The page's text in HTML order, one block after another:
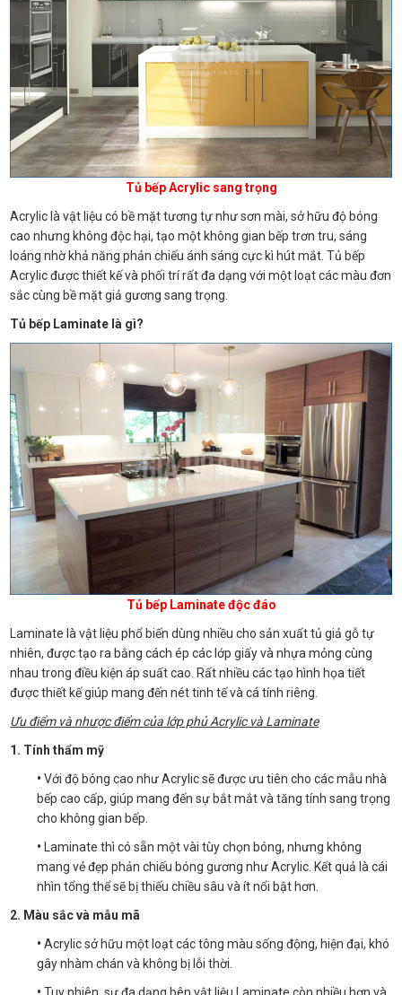
Tủ bếp Acrylic sang trọng
Acrylic là vật liệu có bề mặt tương tự như sơn mài, sở hữu độ bóng
cao nhưng không độc hại, tạo một không gian bếp trơn tru, sáng
loáng nhờ khả năng phản chiếu ánh sáng cực kì hút mắt. Tủ bếp
Acrylic được thiết kế và phối trí rất đa dạng với một loạt các màu đơn
sắc cùng bề mặt giả gương sang trọng.
Tủ bếp Laminate là gì?
Tủ bếp Laminate độc đáo
Laminate là vật liệu phổ biến dùng nhiều cho sản xuất tủ giả gỗ tự
nhiên, được tạo ra bằng cách ép các lớp giấy và nhựa mỏng cùng
nhau trong điều kiện áp suất cao. Rất nhiều các tạo hình họa tiết
được thiết kế giúp mang đến nét tinh tế và cá tính riêng.
Ưu điểm và nhược điểm của lớp phủ Acrylic và Laminate
1. Tính thẩm mỹ
• Với độ bóng cao như Acrylic sẽ được ưu tiên cho các mẫu nhà
bếp cao cấp, giúp mang đến sự bắt mắt và tăng tính sang trọng
cho không gian bếp.
• Laminate thì có sẵn một vài tùy chọn bóng, nhưng không
mang vẻ đẹp phản chiếu bóng gương như Acrylic. Kết quả là cái
nhìn tổng thể sẽ bị thiếu chiều sâu và ít nổi bật hơn.
2. Màu sắc và mẫu mã
• Acrylic sở hữu một loạt các tông màu sống động, hiện đại, khó
gây nhàm chán và không bị lỗi thời.